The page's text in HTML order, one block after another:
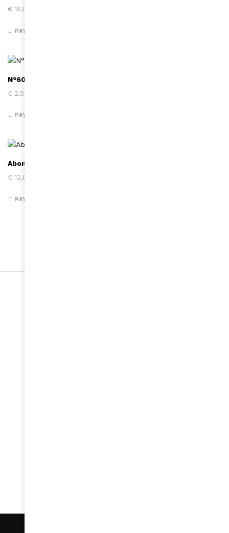
€ 18,00
PAYER
N°606/ janvier-fevrier 2022 (version-digitale)
€ 2,50
PAYER
Abonnement un an – 5 numéros – France
€ 13,00
PAYER